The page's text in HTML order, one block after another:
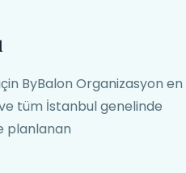
ByBalon Organizasyon en
tüm İstanbul genelinde
planlanan